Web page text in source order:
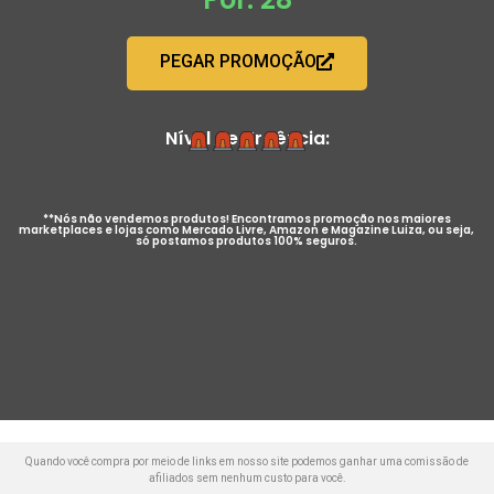
PEGAR PROMOÇÃO
Nível de Urgência:
**Nós não vendemos produtos! Encontramos promoção nos maiores
marketplaces e lojas como Mercado Livre, Amazon e Magazine Luiza, ou seja,
só postamos produtos 100% seguros.
Quando você compra por meio de links em nosso site podemos ganhar uma comissão de
afiliados sem nenhum custo para você.